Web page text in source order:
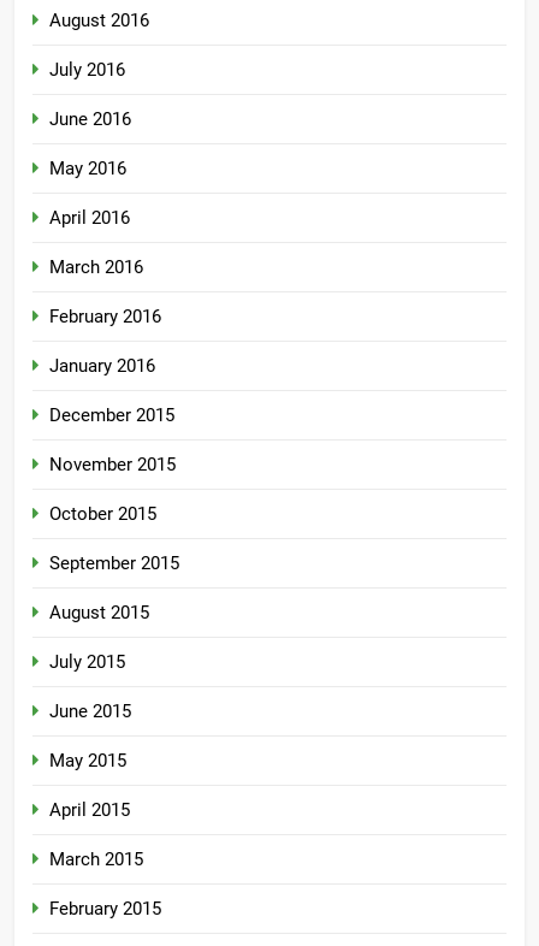
August 2016
July 2016
June 2016
May 2016
April 2016
March 2016
February 2016
January 2016
December 2015
November 2015
October 2015
September 2015
August 2015
July 2015
June 2015
May 2015
April 2015
March 2015
February 2015